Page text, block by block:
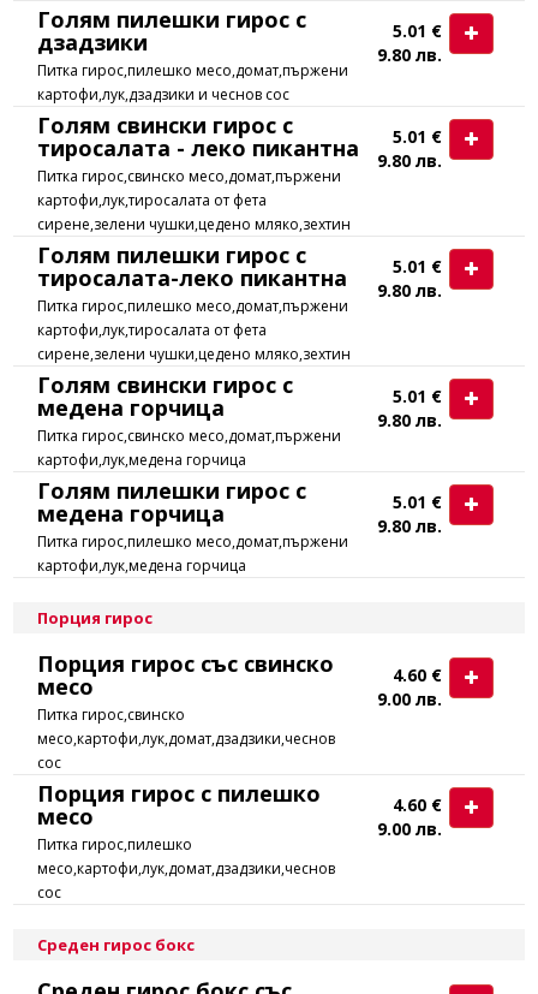
Голям пилешки гирос с
дзадзики
Питка гирос,пилешко месо,домат,пържени
картофи,лук,дзадзики и чеснов сос
5.01 €
9.80 лв.
Голям свински гирос с
тиросалата - леко пикантна
Питка гирос,свинско месо,домат,пържени
картофи,лук,тиросалата от фета
сирене,зелени чушки,цедено мляко,зехтин
5.01 €
9.80 лв.
Голям пилешки гирос с
тиросалата-леко пикантна
Питка гирос,пилешко месо,домат,пържени
картофи,лук,тиросалата от фета
сирене,зелени чушки,цедено мляко,зехтин
5.01 €
9.80 лв.
Голям свински гирос с
медена горчица
Питка гирос,свинско месо,домат,пържени
картофи,лук,медена горчица
5.01 €
9.80 лв.
Голям пилешки гирос с
медена горчица
Питка гирос,пилешко месо,домат,пържени
картофи,лук,медена горчица
5.01 €
9.80 лв.
Порция гирос
Порция гирос със свинско
месо
Питка гирос,свинско
месо,картофи,лук,домат,дзадзики,чеснов
сос
4.60 €
9.00 лв.
Порция гирос с пилешко
месо
Питка гирос,пилешко
месо,картофи,лук,домат,дзадзики,чеснов
сос
4.60 €
9.00 лв.
Среден гирос бокс